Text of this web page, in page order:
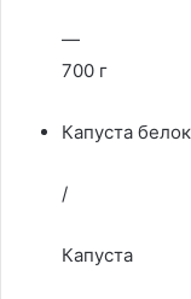
—
700 г
Капуста
/
Капустa